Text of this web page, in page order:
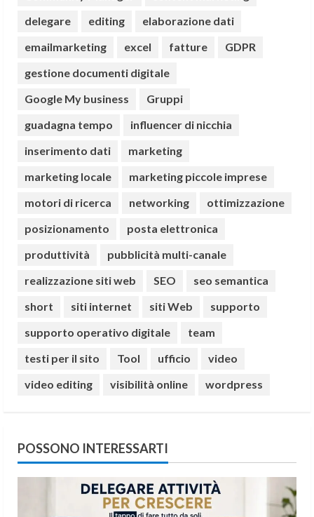
delegare
editing
elaborazione dati
emailmarketing
excel fatture
GDPR
gestione documenti digitale
Google My business
Gruppi
guadagna tempo
influencer di nicchia
inserimento dati
marketing
marketing locale
marketing piccole imprese
motori di ricerca
networking
ottimizzazione
posizionamento
posta elettronica
produttività
pubblicità multi-canale
realizzazione siti web
SEO
seo semantica
short
siti internet siti Web
supporto
supporto operativo digitale
team
testi per il sito
Tool ufficio
video
video editing
visibilità online wordpress
POSSONO INTERESSARTI